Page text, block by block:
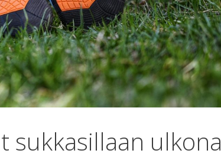
sukkasillaan ulkona